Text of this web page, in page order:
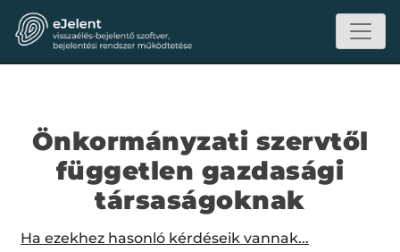
Önkormányzati szervtől
független gazdasági
társaságoknak
Ha ezekhez hasonló kérdéseik vannak...